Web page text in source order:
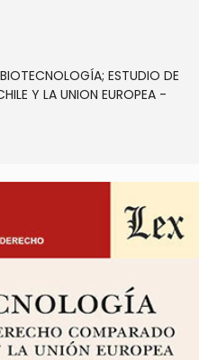
BIOTECNOLOGÍA; ESTUDIO DE
Y LA UNION EUROPEA -